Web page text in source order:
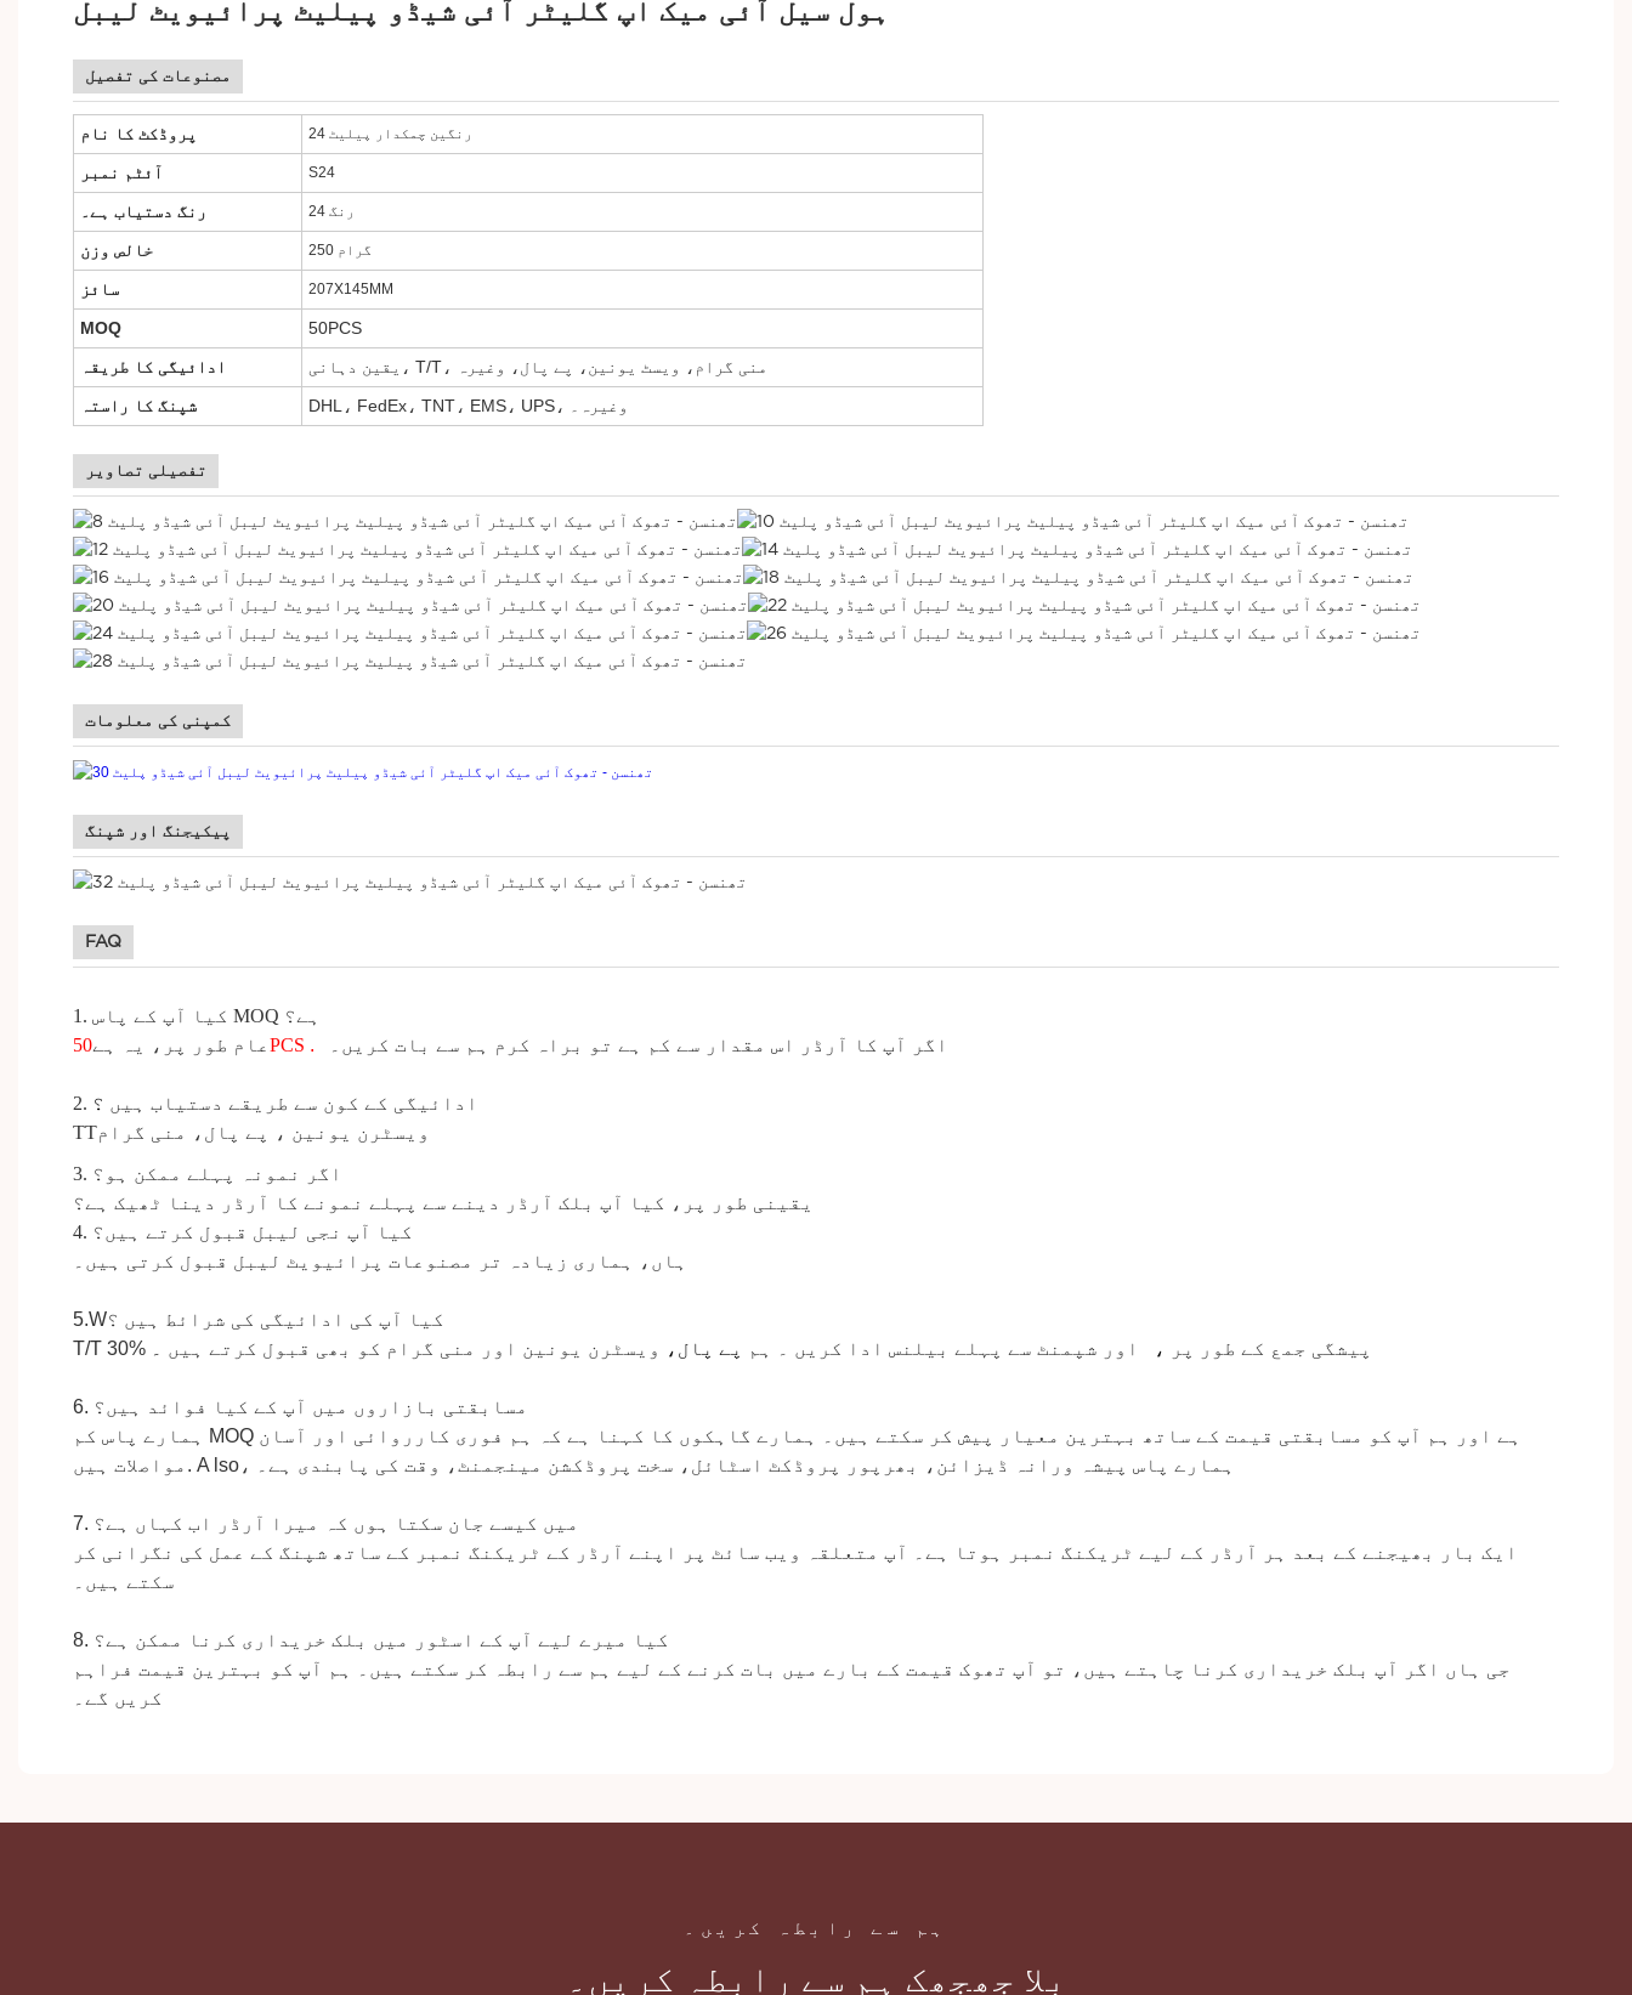
ہول سیل آئی میک اپ گلیٹر آئی شیڈو پیلیٹ پرائیویٹ لیبل
مصنوعات کی تفصیل
پروڈکٹ کا نام 24 رنگین چمکدار پیلیٹ
آئٹم نمبر S24
رنگ دستیاب ہے۔ 24 رنگ
خالص وزن 250 گرام
سائز 207X145MM
MOQ
50PCS
ادائیگی کا طریقہ
یقین دہانی، T/T، منی گرام، ویسٹ یونین، پے پال، وغیرہ
شپنگ کا راستہ
DHL، FedEx، TNT، EMS، UPS، وغیرہ۔
تفصیلی تصاویر
کمپنی کی معلومات
پیکیجنگ اور شپنگ
FAQ
1. کیا آپ کے پاس
MOQ ہے؟
عام طور پر، یہ ہے50 PCS . اگر آپ کا آرڈر اس مقدار سے کم ہے تو براہ کرم ہم سے بات کریں۔
2. ادائیگی کے کون سے طریقے دستیاب ہیں ؟
TT
ویسٹرن یونین ، پے پال،
منی گرام
3. اگر نمونہ پہلے ممکن ہو؟
یقینی طور پر، کیا آپ بلک آرڈر دینے سے پہلے نمونے کا آرڈر دینا ٹھیک ہے؟
4. کیا آپ نجی لیبل قبول کرتے ہیں؟
ہاں، ہماری زیادہ تر مصنوعات پرائیویٹ لیبل قبول کرتی ہیں۔
5.W کیا آپ کی ادائیگی کی شرائط ہیں ؟
T/T 30%
پیشگی جمع کے طور پر ، اور شپمنٹ سے پہلے بیلنس ادا کریں ہم پے پال، ویسٹرن یونین اور منی گرام کو بھی قبول کرتے ہیں
6. مسابقتی بازاروں میں آپ کے کیا فوائد ہیں؟
ہمارے پاس کم MOQ ہے اور ہم آپ کو مسابقتی قیمت کے ساتھ بہترین معیار پیش کر سکتے ہیں۔ ہمارے گاہکوں کا کہنا ہے کہ ہم فوری کارروائی اور آسان
مواصلات ہیں. A lso، ہمارے پاس پیشہ ورانہ ڈیزائن، بھرپور پروڈکٹ اسٹائل، سخت پروڈکشن مینجمنٹ، وقت کی پابندی ہے۔
7. میں کیسے جان سکتا ہوں کہ میرا آرڈر اب کہاں ہے؟
ایک بار بھیجنے کے بعد ہر آرڈر کے لیے ٹریکنگ نمبر ہوتا ہے۔ آپ متعلقہ ویب سائٹ پر اپنے آرڈر کے ٹریکنگ نمبر کے ساتھ شپنگ کے عمل کی نگرانی کر
سکتے ہیں۔
8. کیا میرے لیے آپ کے اسٹور میں بلک خریداری کرنا ممکن ہے؟
جی ہاں اگر آپ بلک خریداری کرنا چاہتے ہیں، تو آپ تھوک قیمت کے بارے میں بات کرنے کے لیے ہم سے رابطہ کر سکتے ہیں۔ ہم آپ کو بہترین قیمت فراہم
کریں گے۔
ہم سے رابطہ کریں۔
بلا جھجھک ہم سے رابطہ کریں۔